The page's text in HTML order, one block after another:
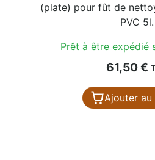
(plate) pour fût de
PVC 5l.
Prêt à être expédié
Prix
61,50 €
Ajouter au